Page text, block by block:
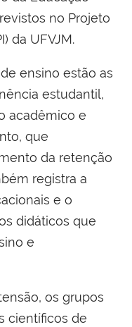
no Projeto
da UFVJM.
ensino estão as
estudantil,
acadêmico e
que
da retenção
registra a
e o
didáticos que
e
os grupos
científicos de